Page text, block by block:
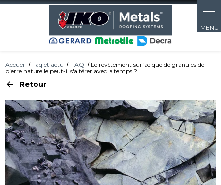
Accueil Faq et actu FAQ
Le revêtement surfacique de granules de
pierre naturelle peut-il s'altérer avec le temps ?
Retour
Panneau de gestion des cookies